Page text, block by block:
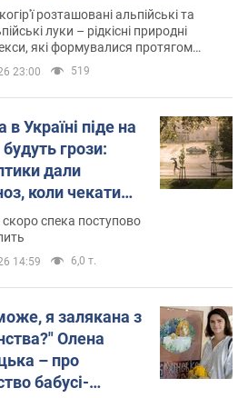
розташовані альпійські та
луки – рідкісні природні
які формувалися протягом
23:00 519
в Україні піде на
грози:
дали
коли чекати
погоди
скоро спека поступово
14:59 6,0 т.
я залякана з
Олена
– про
бабусі-